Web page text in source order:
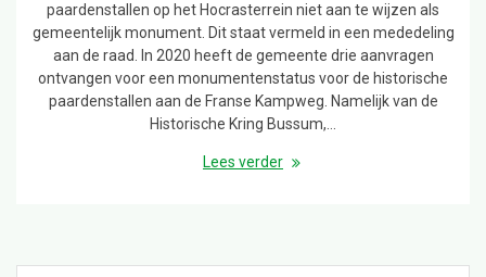
paardenstallen op het Hocrasterrein niet aan te wijzen als
gemeentelijk monument. Dit staat vermeld in een mededeling
aan de raad. In 2020 heeft de gemeente drie aanvragen
ontvangen voor een monumentenstatus voor de historische
paardenstallen aan de Franse Kampweg. Namelijk van de
Historische Kring Bussum,…
Lees verder